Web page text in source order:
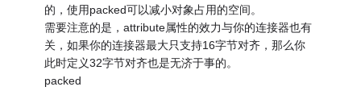
的，使用packed可以减小对象占用的空间。
需要注意的是，attribute属性的效力与你的连接器也有
关，如果你的连接器最大只支持16字节对齐，那么你
此时定义32字节对齐也是无济于事的。
packed